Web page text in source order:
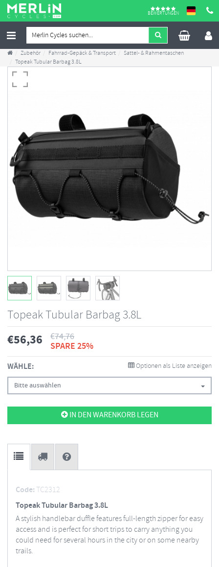
BEWERTUNGEN
Zubehör Fahrrad-Gepäck & Transport
Sattel- & Rahmentaschen
Topeak Tubular Barbag 3.8L
Topeak Tubular Barbag 3.8L
€56,36 €74,76
SPARE 25%
WÄHLE: Optionen als Liste anzeigen
Bitte auswählen
IN DEN WARENKORB LEGEN
Code:TC2312
Topeak Tubular Barbag 3.8L
A stylish handlebar duffle features full-length zipper for easy
access and is perfect for short trips to carry anything you
could need for several hours in the city or on some nearby
trails.